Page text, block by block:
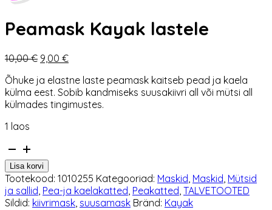
Peamask Kayak lastele
10,00€ Algne
oli:
10,00 €.
9,00 €Praegune
on:
9,00 €.
Õhuke ja elastne laste peamask kaitseb pead ja kaela
külma eest. Sobib kandmiseks suusakiivri all või mütsi all
külmades tingimustes.
1 laos
Peamask
Kayak
lastele
kogus
Lisa korvi
Tootekood: 1010255 Kategooriad: Maskid, Maskid, Mütsid
ja sallid, Pea-ja kaelakatted, Peakatted, TALVETOOTED
Sildid: kiivrimask, suusamask Bränd: Kayak